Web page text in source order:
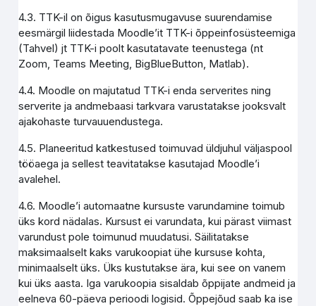
4.3. TTK-il on õigus kasutusmugavuse suurendamise
eesmärgil liidestada Moodle’it TTK-i õppeinfosüsteemiga
(Tahvel) jt TTK-i poolt kasutatavate teenustega (nt
Zoom, Teams Meeting, BigBlueButton, Matlab).
4.4. Moodle on majutatud TTK-i enda serverites ning
serverite ja andmebaasi tarkvara varustatakse jooksvalt
ajakohaste turvauuendustega.
4.5. Planeeritud katkestused toimuvad üldjuhul väljaspool
tööaega ja sellest teavitatakse kasutajad Moodle’i
avalehel.
4.6. Moodle’i automaatne kursuste varundamine toimub
üks kord nädalas. Kursust ei varundata, kui pärast viimast
varundust pole toimunud muudatusi. Säilitatakse
maksimaalselt kaks varukoopiat ühe kursuse kohta,
minimaalselt üks. Üks kustutakse ära, kui see on vanem
kui üks aasta. Iga varukoopia sisaldab õppijate andmeid ja
eelneva 60-päeva perioodi logisid. Õppejõud saab ka ise